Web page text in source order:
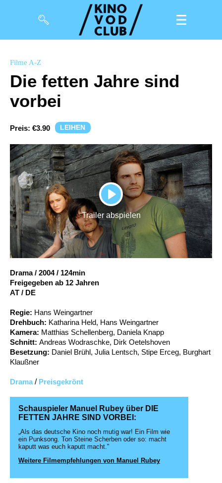
Magazin
Kuratierungen
Events
So geht’s
Filmpakete
Gutscheine
& Filmpässe
Account
Suche
Filme A-Z
Die fetten Jahre sind
vorbei
Preis: €3.90 LEIHEN
PLAY
Trailer abspielen
Drama / 2004 / 124min
Freigegeben ab 12 Jahren
AT / DE
Regie: Hans Weingartner
Drehbuch: Katharina Held, Hans Weingartner
Kamera: Matthias Schellenberg, Daniela Knapp
Schnitt: Andreas Wodraschke, Dirk Oetelshoven
Besetzung: Daniel Brühl, Julia Lentsch, Stipe Erceg, Burghart
Klaußner
Drama / Preisgekrönt
Schauspieler Manuel Rubey über DIE
FETTEN JAHRE SIND VORBEI:
„Als das deutsche Kino noch mutig war! Ein Film wie
ein Punksong. Ton Steine Scherben oder so: macht
kaputt was euch kaputt macht."
Weitere Filmempfehlungen von Manuel Rubey